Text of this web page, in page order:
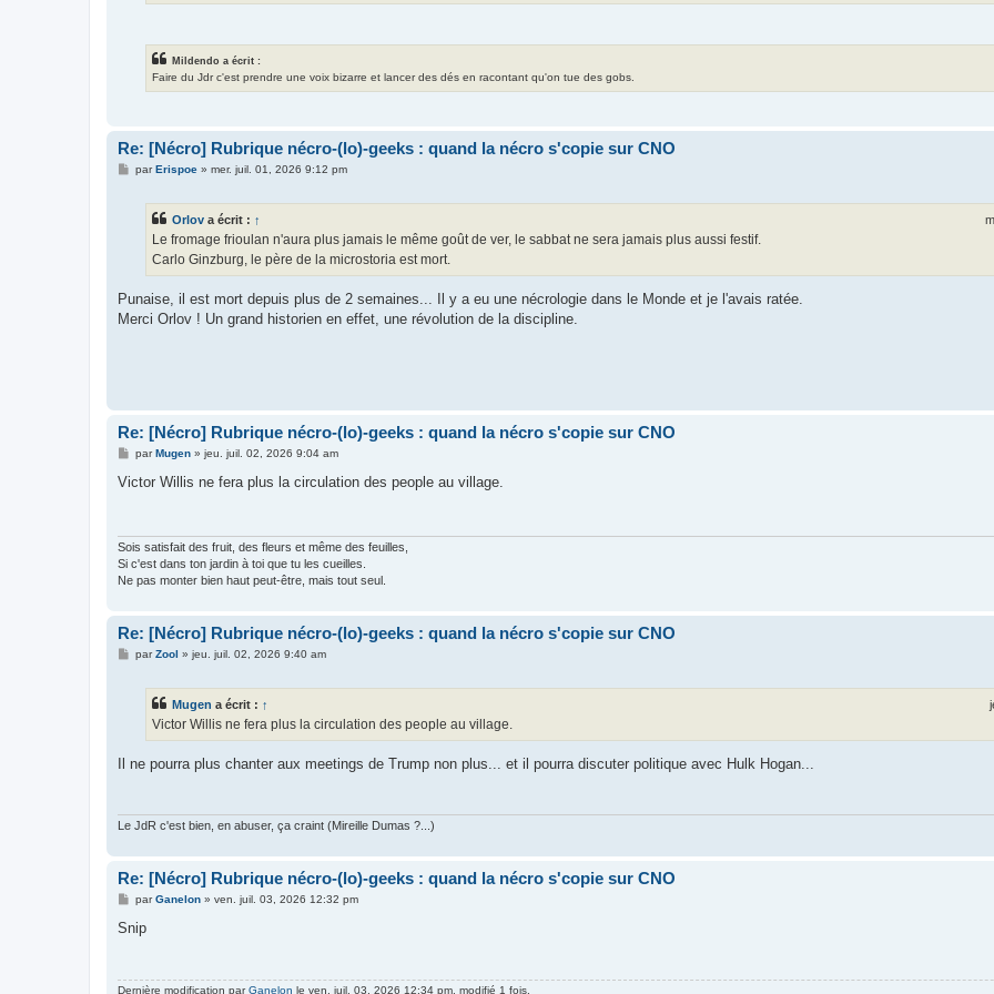
Mildendo a écrit :
Faire du Jdr c'est prendre une voix bizarre et lancer des dés en racontant qu'on tue des gobs.
Re: [Nécro] Rubrique nécro-(lo)-geeks : quand la nécro s'copie sur CNO
MparErispoe» mer. juil. 01, 2026 9:12 pm
Orlov a écrit : ↑
Le fromage frioulan n'aura plus jamais le même goût de ver, le sabbat ne sera jamais plus aussi festif.
Carlo Ginzburg, le père de la microstoria est mort.
Punaise, il est mort depuis plus de 2 semaines... Il y a eu une nécrologie dans le Monde et je l'avais ratée.
Merci Orlov ! Un grand historien en effet, une révolution de la discipline.
Re: [Nécro] Rubrique nécro-(lo)-geeks : quand la nécro s'copie sur CNO
M
s
parMugen» jeu. juil. 02, 2026 9:04 am
Victor Willis ne fera plus la circulation des people au village.
Sois satisfait des fruit, des fleurs et même des feuilles,
Si c'est dans ton jardin à toi que tu les cueilles.
Ne pas monter bien haut peut-être, mais tout seul.
Re: [Nécro] Rubrique nécro-(lo)-geeks : quand la nécro s'copie sur CNO
MparZool » jeu. juil. 02, 2026 9:40 am
Mugen a écrit : ↑
Victor Willis ne fera plus la circulation des people au village.
Il ne pourra plus chanter aux meetings de Trump non plus... et il pourra discuter politique avec Hulk Hogan...
Le JdR c'est bien, en abuser, ça craint (Mireille Dumas ?...)
Re: [Nécro] Rubrique nécro-(lo)-geeks : quand la nécro s'copie sur CNO
M
s
e
parGanelon» ven. juil. 03, 2026 12:32 pm
Snip
Dernière modification parGanelon le ven. juil. 03, 2026 12:34 pm, modifié 1 fois.